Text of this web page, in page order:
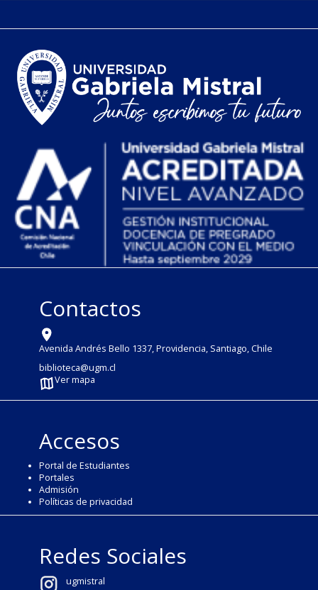
Contactos
Avenida Andrés Bello 1337, Providencia, Santiago, Chile
biblioteca@ugm.cl
Ver mapa
Accesos
Portal de Estudiantes
Portales
Admisión
Políticas de privacidad
Redes Sociales
ugmistral